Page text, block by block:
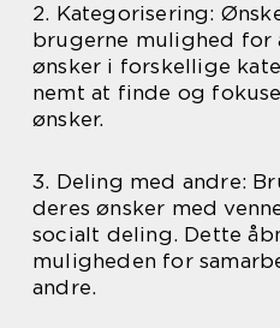
2. Kategorisering:
brugerne mulighed for
ønsker i forskellige
nemt at finde og
ønsker.
3. Deling med andre:
deres ønsker med
socialt deling. Dette
muligheden for
andre.